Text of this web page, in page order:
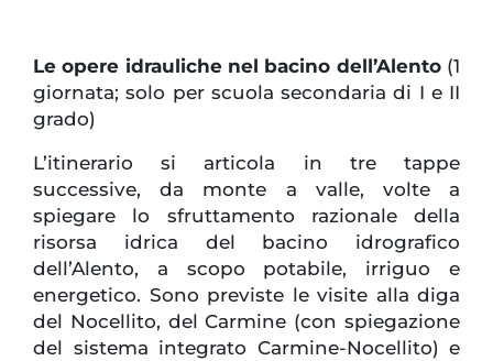
Le opere idrauliche nel bacino dell’Alento (1
giornata; solo per scuola secondaria di I e II
grado)
L’itinerario si articola in tre tappe
successive, da monte a valle, volte a
spiegare lo sfruttamento razionale della
risorsa idrica del bacino idrografico
dell’Alento, a scopo potabile, irriguo e
energetico. Sono previste le visite alla diga
del Nocellito, del Carmine (con spiegazione
del sistema integrato Carmine-Nocellito) e